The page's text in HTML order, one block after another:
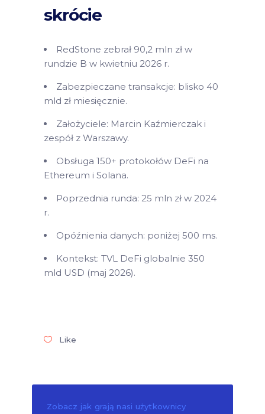
skrócie
RedStone zebrał 90,2 mln zł w
rundzie B w kwietniu 2026 r.
Zabezpieczane transakcje: blisko 40
mld zł miesięcznie.
Założyciele: Marcin Kaźmierczak i
zespół z Warszawy.
Obsługa 150+ protokołów DeFi na
Ethereum i Solana.
Poprzednia runda: 25 mln zł w 2024
r.
Opóźnienia danych: poniżej 500 ms.
Kontekst: TVL DeFi globalnie 350
mld USD (maj 2026).
Like
Zobacz jak grają nasi użytkownicy